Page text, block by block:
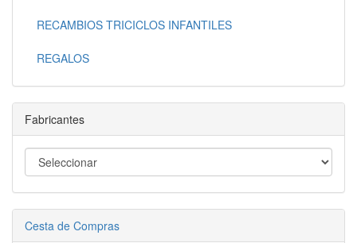
RECAMBIOS TRICICLOS INFANTILES
REGALOS
Fabricantes
Cesta de Compras